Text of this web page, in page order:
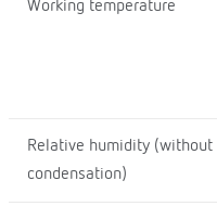
Working temperature
Relative humidity (without
condensation)